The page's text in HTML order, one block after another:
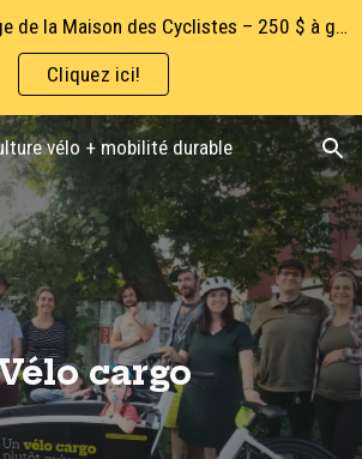
Skip to navigation
Participez au sondage de la Maison des Cyclistes – 250 $ à gagner!
Cliquez ici!
vélo + mobilité durable
cargo